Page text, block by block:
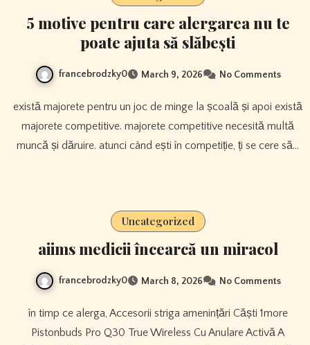
5 motive pentru care alergarea nu te
poate ajuta să slăbești
francebrodzky0 March 9, 2026 No Comments
există majorete pentru un joc de minge la școală și apoi există
majorete competitive. majorete competitive necesită multă
muncă și dăruire. atunci când ești în competiție, ți se cere să…
Uncategorized
aiims medicii încearcă un miracol
francebrodzky0 March 8, 2026 No Comments
în timp ce alerga, Accesorii striga amenințări Căști 1more
Pistonbuds Pro Q30 True Wireless Cu Anulare Activă A